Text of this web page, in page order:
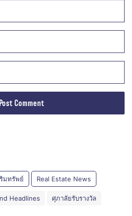
มทรัพย์ Real Estate News
Headlines ศุภาลัยรับรางวัล